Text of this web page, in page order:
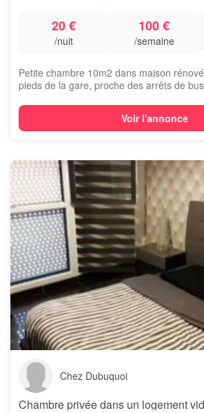
20 €
/nuit
100 €
/semaine
Petite chambre 10m2 dans maison
pieds de la gare, proche des arrêts de
Voir l'annonce
Chez Dubuquoi
Chambre privée dans un logement